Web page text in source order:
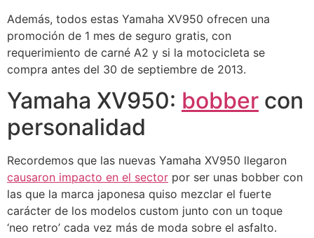
Además, todos estas Yamaha XV950 ofrecen una
promoción de 1 mes de seguro gratis, con
requerimiento de carné A2 y si la motocicleta se
compra antes del 30 de septiembre de 2013.
Yamaha XV950: bobber con
personalidad
Recordemos que las nuevas Yamaha XV950 llegaron
causaron impacto en el sector por ser unas bobber con
las que la marca japonesa quiso mezclar el fuerte
carácter de los modelos custom junto con un toque
‘neo retro’ cada vez más de moda sobre el asfalto.